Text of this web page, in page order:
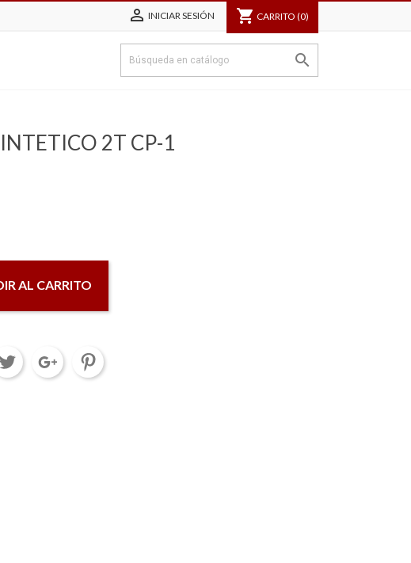
 INICIAR SESIÓN shopping_cart CARRITO (0)

2T CP-1
AL CARRITO